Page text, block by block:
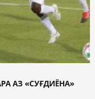
АЗ «СУҒДИЁНА»